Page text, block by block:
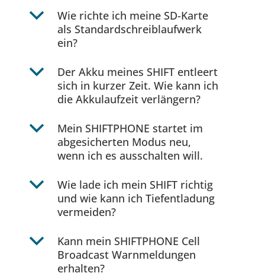
b
Wie richte ich meine SD-Karte
als Standardschreiblaufwerk
ein?
b
Der Akku meines SHIFT entleert
sich in kurzer Zeit. Wie kann ich
die Akkulaufzeit verlängern?
b
Mein SHIFTPHONE startet im
abgesicherten Modus neu,
wenn ich es ausschalten will.
b
Wie lade ich mein SHIFT richtig
und wie kann ich Tiefentladung
vermeiden?
b
Kann mein SHIFTPHONE Cell
Broadcast Warnmeldungen
erhalten?